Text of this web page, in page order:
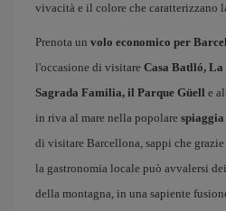
vivacità e il colore che caratterizzano
Prenota un volo economico per
l'occasione di visitare Casa Batlló,
Sagrada Familia, il Parque Güell e
in riva al mare nella popolare
di visitare Barcellona, sappi che
la gastronomia locale può avvalersi
della montagna, in una sapiente